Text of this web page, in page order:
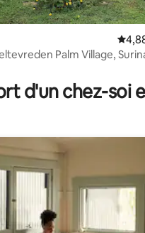
sur la base de 4
Palm Village,
d'un chez-soi